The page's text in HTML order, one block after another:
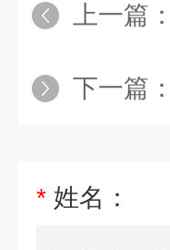
上一篇：
下一篇：
* 姓名：